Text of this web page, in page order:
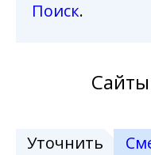
Поиск.
Уточнить